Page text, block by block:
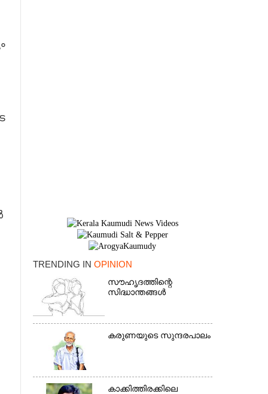
TRENDING IN OPINION
സൗഹൃദത്തിന്റെ
സിദ്ധാന്തങ്ങൾ
കരുണയുടെ സുന്ദരപാലം
കാക്കിത്തിരക്കിലെ
×